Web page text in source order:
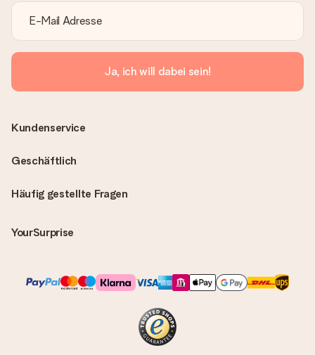
Ja, ich will dabei sein!
Häufig gestellte Fragen
YourSurprise
Kundenservice
Geschäftlich